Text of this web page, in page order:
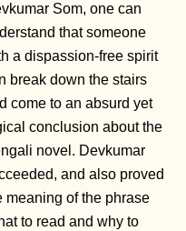
Som, one can
that someone
a dispassion-free spirit
break down the stairs
come to an absurd yet
conclusion about the
novel. Devkumar
and also proved
meaning of the phrase
to read and why to